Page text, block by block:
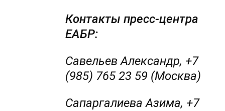
Контакты пресс-центра
ЕАБР:
Савельев Александр, +7
(985) 765 23 59 (Москва)
Сапаргалиева Азима, +7